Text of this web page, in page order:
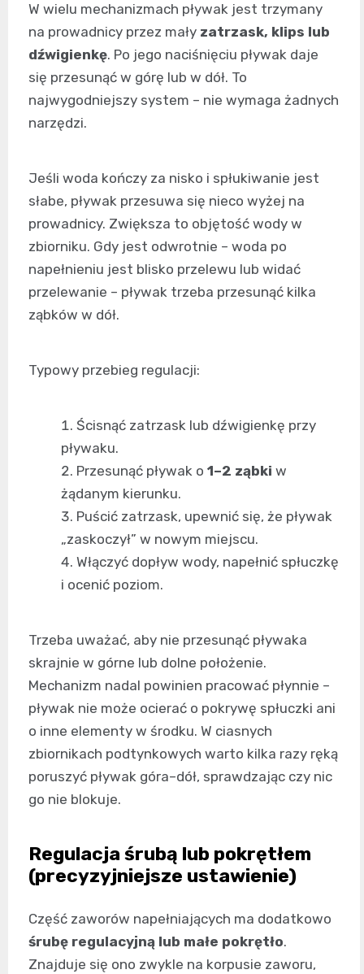
W wielu mechanizmach pływak jest trzymany
na prowadnicy przez mały zatrzask, klips lub
dźwigienkę. Po jego naciśnięciu pływak daje
się przesunąć w górę lub w dół. To
najwygodniejszy system – nie wymaga żadnych
narzędzi.
Jeśli woda kończy za nisko i spłukiwanie jest
słabe, pływak przesuwa się nieco wyżej na
prowadnicy. Zwiększa to objętość wody w
zbiorniku. Gdy jest odwrotnie – woda po
napełnieniu jest blisko przelewu lub widać
przelewanie – pływak trzeba przesunąć kilka
ząbków w dół.
Typowy przebieg regulacji:
Ścisnąć zatrzask lub dźwigienkę przy
pływaku.
Przesunąć pływak o 1–2 ząbki w
żądanym kierunku.
Puścić zatrzask, upewnić się, że pływak
„zaskoczył” w nowym miejscu.
Włączyć dopływ wody, napełnić spłuczkę
i ocenić poziom.
Trzeba uważać, aby nie przesunąć pływaka
skrajnie w górne lub dolne położenie.
Mechanizm nadal powinien pracować płynnie –
pływak nie może ocierać o pokrywę spłuczki ani
o inne elementy w środku. W ciasnych
zbiornikach podtynkowych warto kilka razy ręką
poruszyć pływak góra–dół, sprawdzając czy nic
go nie blokuje.
Regulacja śrubą lub pokrętłem
(precyzyjniejsze ustawienie)
Część zaworów napełniających ma dodatkowo
śrubę regulacyjną lub małe pokrętło.
Znajduje się ono zwykle na korpusie zaworu,